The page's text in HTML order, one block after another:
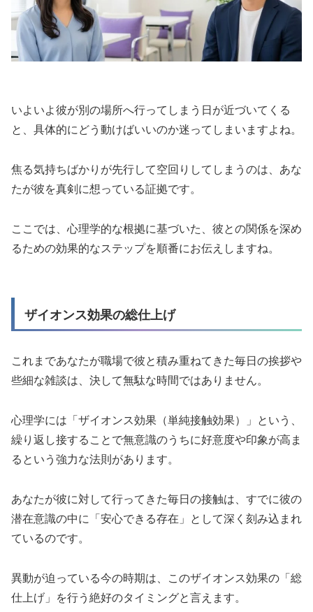
いよいよ彼が別の場所へ行ってしまう日が近づいてくる
と、具体的にどう動けばいいのか迷ってしまいますよね。
焦る気持ちばかりが先行して空回りしてしまうのは、あな
たが彼を真剣に想っている証拠です。
ここでは、心理学的な根拠に基づいた、彼との関係を深め
るための効果的なステップを順番にお伝えしますね。
ザイオンス効果の総仕上げ
これまであなたが職場で彼と積み重ねてきた毎日の挨拶や
些細な雑談は、決して無駄な時間ではありません。
心理学には「ザイオンス効果（単純接触効果）」という、
繰り返し接することで無意識のうちに好意度や印象が高ま
るという強力な法則があります。
あなたが彼に対して行ってきた毎日の接触は、すでに彼の
潜在意識の中に「安心できる存在」として深く刻み込まれ
ているのです。
異動が迫っている今の時期は、このザイオンス効果の「総
仕上げ」を行う絶好のタイミングと言えます。